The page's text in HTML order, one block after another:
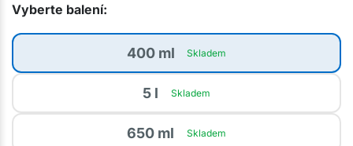
Vyberte balení:
400 ml Skladem
5 l Skladem
650 ml Skladem